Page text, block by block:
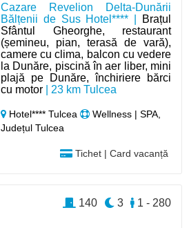
Cazare Revelion Delta-Dunării
Bălțenii de Sus Hotel**** |
Brațul
Sfântul Gheorghe, restaurant
(șemineu, pian, terasă de vară),
camere cu clima, balcon cu vedere
la Dunăre, piscină în aer liber, mini
plajă pe Dunăre, închiriere bărci
cu motor | 23 km Tulcea
Hotel**** Tulcea
Wellness | SPA,
Județul Tulcea
Tichet | Card vacanță
1 - 280
3
140